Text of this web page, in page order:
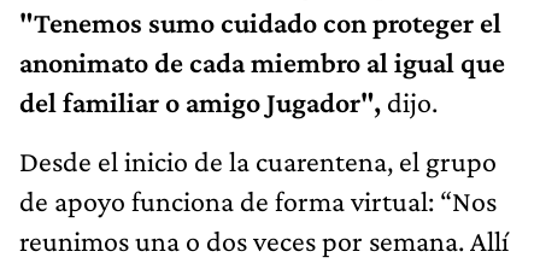
"Tenemos sumo cuidado con proteger el
anonimato de cada miembro al igual que
del familiar o amigo Jugador", dijo.
Desde el inicio de la cuarentena, el grupo
de apoyo funciona de forma virtual: “Nos
reunimos una o dos veces por semana. Allí